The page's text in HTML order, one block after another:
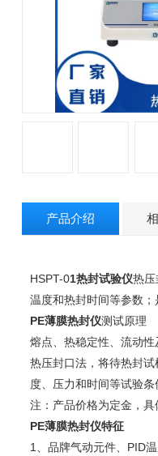
产品介绍
HSPT-01热封试验仪热
温度和热封时间等参数
PE薄膜热封仪测试原理
熔点、热稳定性、流动
热压封口法，将待热封
度、压力和时间等试验
注：产品价格为定金，
PE薄膜热封仪特征
1、品牌气动元件、PID